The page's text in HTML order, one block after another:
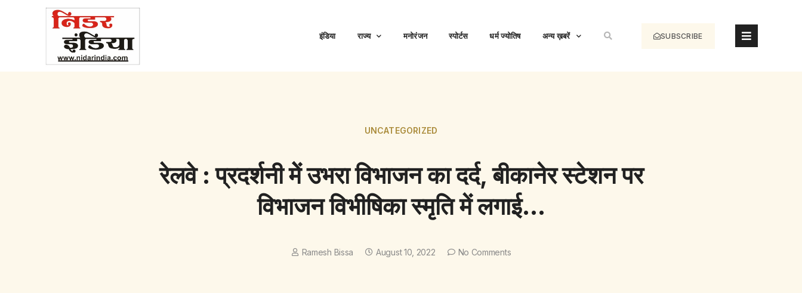
इंडिया राज्य मनोरंजन स्पोर्टस धर्म ज्योतिष अन्य ख़बरें SUBSCRIBE
UNCATEGORIZED
रेलवे : प्रदर्शनी मेें उभरा विभाजन का दर्द, बीकानेर स्टेशन पर
विभाजन विभीषिका स्मृति में लगाई…
Ramesh Bissa August 10, 2022 No Comments